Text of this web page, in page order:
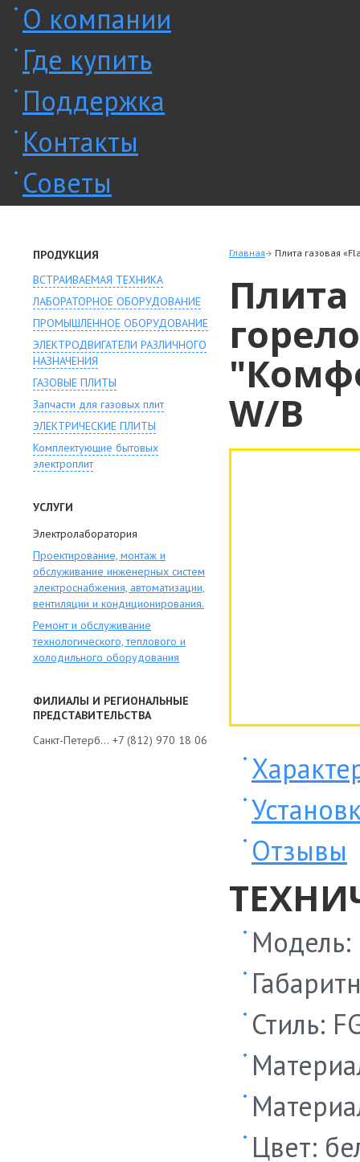
О компании
Где купить
Поддержка
Контакты
Советы
ПРОДУКЦИЯ
ВСТРАИВАЕМАЯ ТЕХНИКА
ЛАБОРАТОРНОЕ ОБОРУДОВАНИЕ
ПРОМЫШЛЕННОЕ ОБОРУДОВАНИЕ
ЭЛЕКТРОДВИГАТЕЛИ РАЗЛИЧНОГО
НАЗНАЧЕНИЯ
ГАЗОВЫЕ ПЛИТЫ
Запчасти для газовых плит
ЭЛЕКТРИЧЕСКИЕ ПЛИТЫ
Комплектующие бытовых
электроплит
УСЛУГИ
Электролаборатория
Проектирование, монтаж и
обслуживание инженерных систем
электроснабжения, автоматизации,
вентиляции и кондиционирования.
Ремонт и обслуживание
технологического, теплового и
холодильного оборудования
ФИЛИАЛЫ И РЕГИОНАЛЬНЫЕ
ПРЕДСТАВИТЕЛЬСТВА
Санкт-Петербург +7 (812) 970 18 06
Главная Плита газовая
Плита
W/В
Отзывы
Модель:
Стиль:
Цвет: